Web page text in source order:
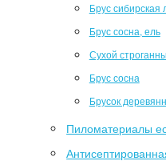
Брус сибирская
Брус сосна, ель
Сухой
Брус сосна
Брусок
Пиломатериалы